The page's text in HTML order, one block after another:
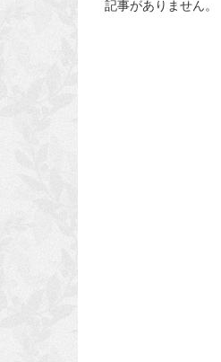
記事がありません。